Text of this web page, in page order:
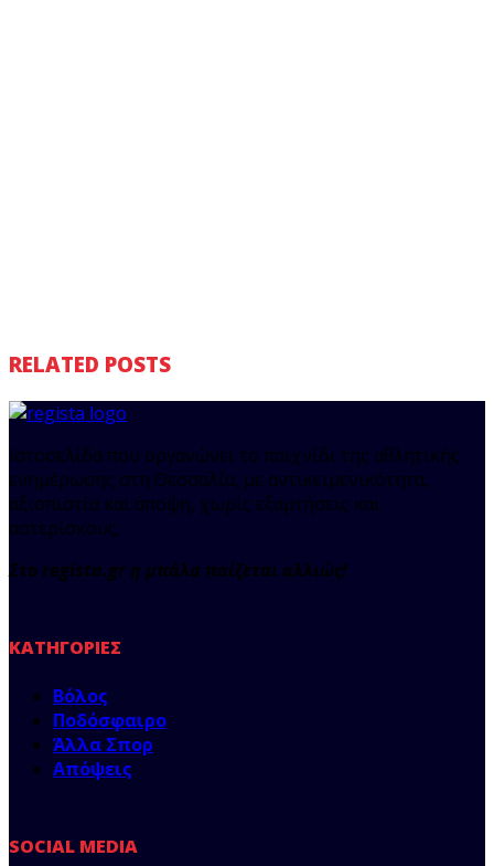
RELATED POSTS
Ιστοσελίδα που οργανώνει το παιχνίδι της αθλητικής
ενημέρωσης στη Θεσσαλία, με αντικειμενικότητα,
αξιοπιστία και άποψη, χωρίς εξαρτήσεις και
αστερίσκους.
Στο regista.gr η μπάλα παίζεται αλλιώς!
ΚΑΤΗΓΟΡΊΕΣ
Βόλος
Ποδόσφαιρο
Άλλα Σπορ
Απόψεις
SOCIAL MEDIA